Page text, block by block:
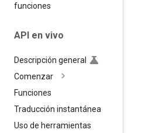
funciones
API en vivo
Descripción general
Comenzar
Funciones
Traducción instantánea
Uso de herramientas